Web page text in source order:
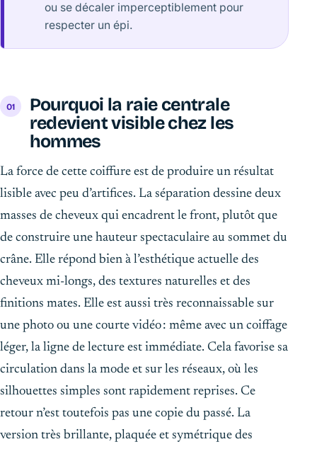
ou se décaler imperceptiblement pour
respecter un épi.
Pourquoi la raie centrale
redevient visible chez les
hommes
La force de cette coiffure est de produire un résultat
lisible avec peu d’artifices. La séparation dessine deux
masses de cheveux qui encadrent le front, plutôt que
de construire une hauteur spectaculaire au sommet du
crâne. Elle répond bien à l’esthétique actuelle des
cheveux mi-longs, des textures naturelles et des
finitions mates. Elle est aussi très reconnaissable sur
une photo ou une courte vidéo : même avec un coiffage
léger, la ligne de lecture est immédiate. Cela favorise sa
circulation dans la mode et sur les réseaux, où les
silhouettes simples sont rapidement reprises. Ce
retour n’est toutefois pas une copie du passé. La
version très brillante, plaquée et symétrique des